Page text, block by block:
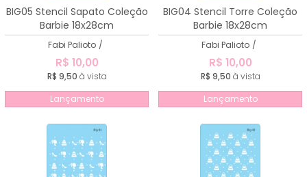
BIG05 Stencil Sapato Coleção
Barbie 18x28cm
Fabi Palioto /
R$ 10,00
R$ 9,50 à vista
Lançamento
BIG04 Stencil Torre Coleção
Barbie 18x28cm
Fabi Palioto /
R$ 10,00
R$ 9,50 à vista
Lançamento